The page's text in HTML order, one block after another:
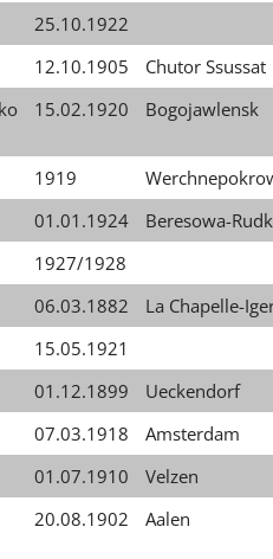
25.10.1922
12.10.1905
Chutor Ssussat
15.02.1920 Bogojawlensk
1919
01.01.1924
Beresowa-
1927/1928
06.03.1882
La Chapelle-
15.05.1921
01.12.1899
Ueckendorf
07.03.1918
Amsterdam
01.07.1910
Velzen
20.08.1902 Aalen